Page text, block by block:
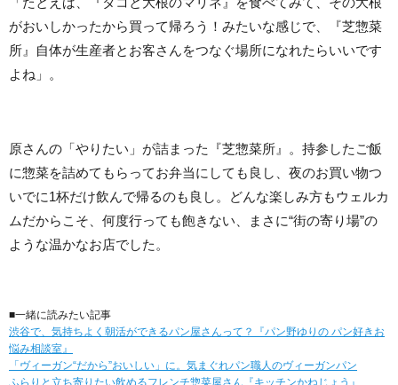
がおいしかったから買って帰ろう！みたいな感じで、『芝惣菜
所』自体が生産者とお客さんをつなぐ場所になれたらいいです
よね」。
原さんの「やりたい」が詰まった『芝惣菜所』。持参したご飯
に惣菜を詰めてもらってお弁当にしても良し、夜のお買い物つ
いでに1杯だけ飲んで帰るのも良し。どんな楽しみ方もウェルカ
ムだからこそ、何度行っても飽きない、まさに“街の寄り場”の
ような温かなお店でした。
■一緒に読みたい記事
渋谷で、気持ちよく朝活ができるパン屋さんって？『パン野ゆりの パン好きお
悩み相談室』
「ヴィーガン“だから”おいしい」に。気まぐれパン職人のヴィーガンパン